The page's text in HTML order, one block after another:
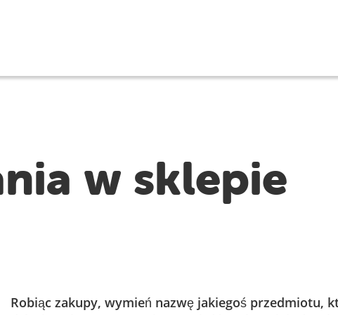
w sklepie
Robiąc zakupy, wymień nazwę jakiegoś przedmiotu,